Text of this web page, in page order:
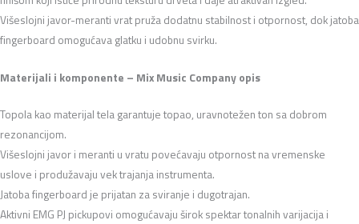
Višeslojni javor-meranti vrat pruža dodatnu stabilnost i otpornost, dok jatoba
fingerboard omogućava glatku i udobnu svirku.
Materijali i komponente – Mix Music Company opis
Topola kao materijal tela garantuje topao, uravnotežen ton sa dobrom
rezonancijom.
Višeslojni javor i meranti u vratu povećavaju otpornost na vremenske
uslove i produžavaju vek trajanja instrumenta.
Jatoba fingerboard je prijatan za sviranje i dugotrajan.
Aktivni EMG PJ pickupovi omogućavaju širok spektar tonalnih varijacija i